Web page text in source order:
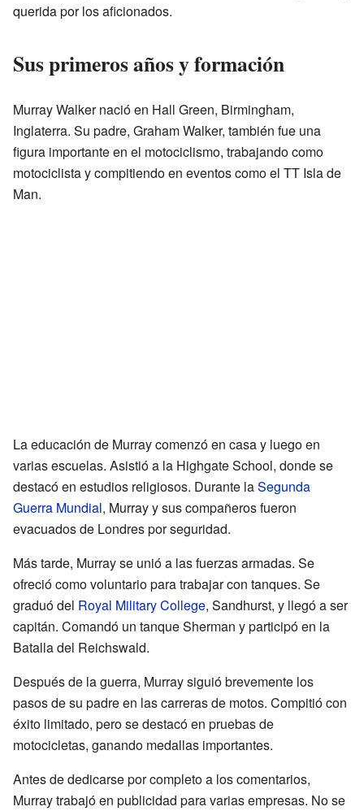
querida por los aficionados.
Sus primeros años y formación
Murray Walker nació en Hall Green, Birmingham,
Inglaterra. Su padre, Graham Walker, también fue una
figura importante en el motociclismo, trabajando como
motociclista y compitiendo en eventos como el TT Isla de
Man.
La educación de Murray comenzó en casa y luego en
varias escuelas. Asistió a la Highgate School, donde se
destacó en estudios religiosos. Durante laSegunda
Guerra Mundial, Murray y sus compañeros fueron
evacuados de Londres por seguridad.
Más tarde, Murray se unió a las fuerzas armadas. Se
ofreció como voluntario para trabajar con tanques. Se
graduó del Royal Military College, Sandhurst, y llegó a ser
capitán. Comandó un tanque Sherman y participó en la
Batalla del Reichswald.
Después de la guerra, Murray siguió brevemente los
pasos de su padre en las carreras de motos. Compitió con
éxito limitado, pero se destacó en pruebas de
motocicletas, ganando medallas importantes.
Antes de dedicarse por completo a los comentarios,
Murray trabajó en publicidad para varias empresas. No se